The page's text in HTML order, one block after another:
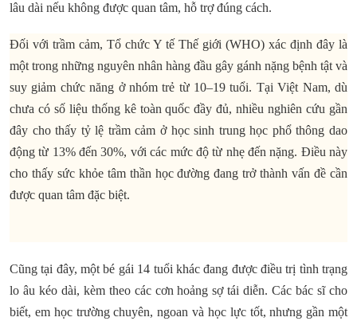
lâu dài nếu không được quan tâm, hỗ trợ đúng cách.
Đối với trầm cảm, Tổ chức Y tế Thế giới (WHO) xác định đây là
một trong những nguyên nhân hàng đầu gây gánh nặng bệnh tật và
suy giảm chức năng ở nhóm trẻ từ 10–19 tuổi. Tại Việt Nam, dù
chưa có số liệu thống kê toàn quốc đầy đủ, nhiều nghiên cứu gần
đây cho thấy tỷ lệ trầm cảm ở học sinh trung học phổ thông dao
động từ 13% đến 30%, với các mức độ từ nhẹ đến nặng. Điều này
cho thấy sức khỏe tâm thần học đường đang trở thành vấn đề cần
được quan tâm đặc biệt.
Cũng tại đây, một bé gái 14 tuổi khác đang được điều trị tình trạng
lo âu kéo dài, kèm theo các cơn hoảng sợ tái diễn. Các bác sĩ cho
biết, em học trường chuyên, ngoan và học lực tốt, nhưng gần một